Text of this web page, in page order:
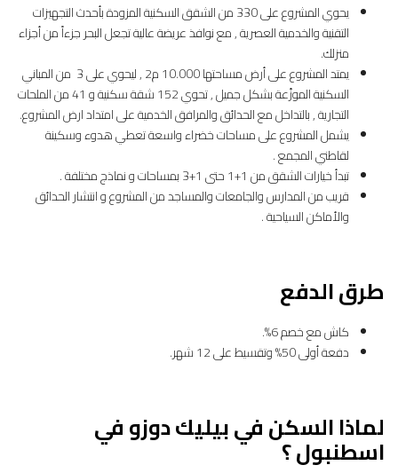
يحوي المشروع على 330 من الشقق السكنية المزودة بأحدث التجهيزات
التقنية والخدمية العصرية , مع نوافذ عريضة عالية تجعل البحر جزءاً من أجزاء
منزلك.
يمتد المشروع على أرض مساحتها 10.000 م2 , ليحوي على 3 من المباني
السكنية الموزّعة بشكل جميل , تحوي 152 شقة سكنية و 41 من الملحات
التجارية , بالتداخل مع الحدائق والمرافق الخدمية على امتداد ارض المشروع.
يشمل المشروع على مساحات خضراء واسعة تعطي هدوء وسكينة
لقاطني المجمع .
تبدأ خيارات الشقق من 1+1 حتى 1+3 بمساحات و نماذج مختلفة .
قريب من المدارس والجامعات والمساجد من المشروع و انتشار الحدائق
والأماكن السياحية .
طرق الدفع
كاش مع خصم 6%.
دفعة أولى 50% وتقسيط على 12 شهر.
لماذا السكن في بيليك دوزو في
اسطنبول ؟